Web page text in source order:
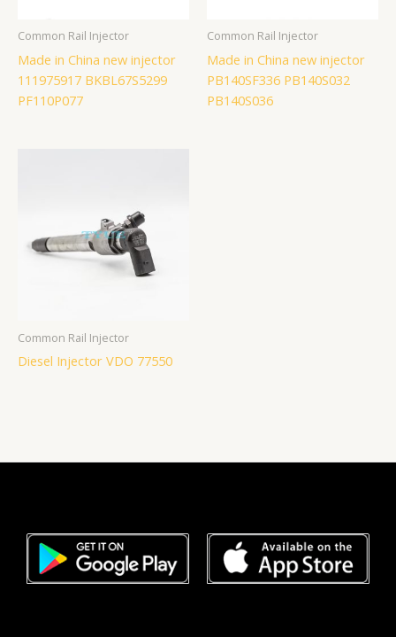
Common Rail Injector
Made in China new injector
111975917 BKBL67S5299
PF110P077
Common Rail Injector
Made in China new injector
PB140SF336 PB140S032
PB140S036
Common Rail Injector
Diesel Injector VDO 77550